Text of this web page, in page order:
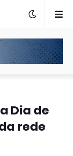
Dia de
rede